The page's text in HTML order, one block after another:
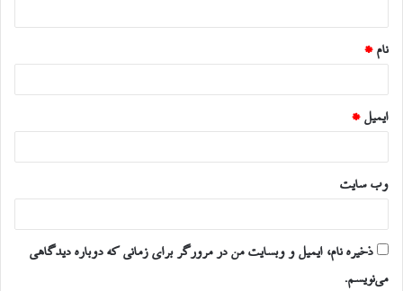
*
نام *
ایمیل *
وب‌ سایت
ذخیره نام، ایمیل و وبسایت من در مرورگر برای زمانی که دوباره دیدگاهی
می‌نویسم.